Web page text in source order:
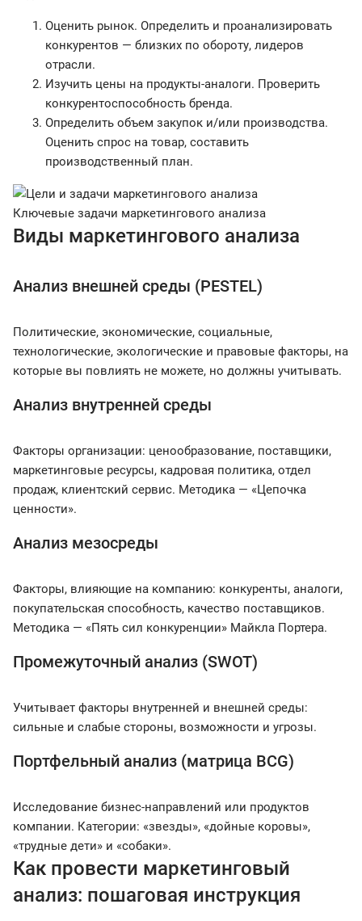
Оценить рынок. Определить и проанализировать
конкурентов — близких по обороту, лидеров
отрасли.
Изучить цены на продукты-аналоги. Проверить
конкурентоспособность бренда.
Определить объем закупок и/или производства.
Оценить спрос на товар, составить
производственный план.
Ключевые задачи маркетингового анализа
Виды маркетингового анализа
Анализ внешней среды (PESTEL)
Политические, экономические, социальные,
технологические, экологические и правовые факторы, на
которые вы повлиять не можете, но должны учитывать.
Анализ внутренней среды
Факторы организации: ценообразование, поставщики,
маркетинговые ресурсы, кадровая политика, отдел
продаж, клиентский сервис. Методика — «Цепочка
ценности».
Анализ мезосреды
Факторы, влияющие на компанию: конкуренты, аналоги,
покупательская способность, качество поставщиков.
Методика — «Пять сил конкуренции» Майкла Портера.
Промежуточный анализ (SWOT)
Учитывает факторы внутренней и внешней среды:
сильные и слабые стороны, возможности и угрозы.
Портфельный анализ (матрица BCG)
Исследование бизнес-направлений или продуктов
компании. Категории: «звезды», «дойные коровы»,
«трудные дети» и «собаки».
Как провести маркетинговый
анализ: пошаговая инструкция